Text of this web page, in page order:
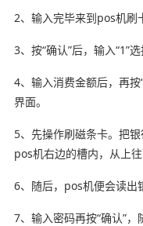
2、输入完毕来到pos机刷
3、按“确认”后，输入“1”选
4、输入消费金额后，再按
界面。
5、先操作刷磁条卡。把
pos机右边的槽内，从上往
6、随后，pos机便会读出
7、输入密码再按“确认”